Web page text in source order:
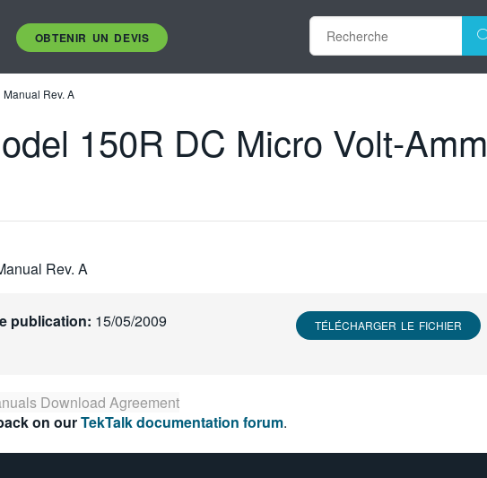
OBTENIR UN DEVIS
Rev. A
150R DC Micro Volt-
Rev. A
publication: 15/05/2009 TÉLÉCHARGER LE FICHIER
Download Agreement
on ourTekTalk documentation forum.